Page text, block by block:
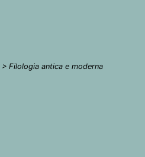
> Filologia antica e moderna